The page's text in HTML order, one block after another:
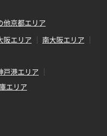
他京都エリア
阪エリア
南大阪エリア
戸港エリア
エリア